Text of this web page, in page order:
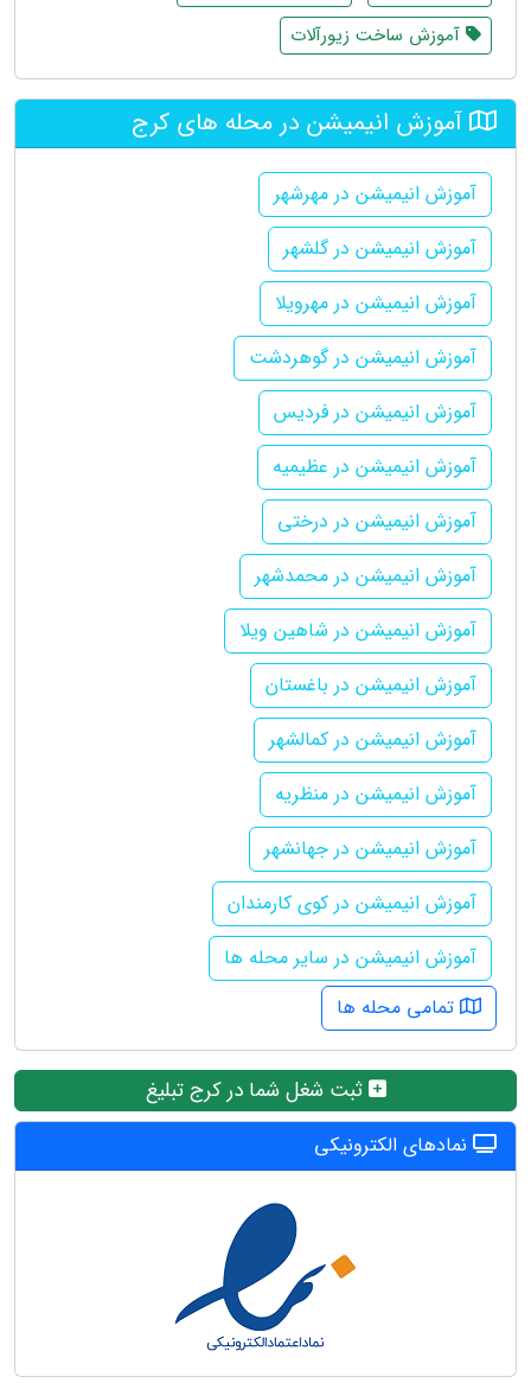
آموزش ساخت زیورآلات
آموزش انیمیشن در محله های کرج
آموزش انیمیشن در مهرشهر
آموزش انیمیشن در گلشهر
آموزش انیمیشن در مهرویلا
آموزش انیمیشن در گوهردشت
آموزش انیمیشن در فردیس
آموزش انیمیشن در عظیمیه
آموزش انیمیشن در درختی
آموزش انیمیشن در محمدشهر
آموزش انیمیشن در شاهین ویلا
آموزش انیمیشن در باغستان
آموزش انیمیشن در کمالشهر
آموزش انیمیشن در منظریه
آموزش انیمیشن در جهانشهر
آموزش انیمیشن در کوی کارمندان
آموزش انیمیشن در سایر محله ها
تمامی محله ها
ثبت شغل شما در کرج تبلیغ
نمادهای الکترونیکی